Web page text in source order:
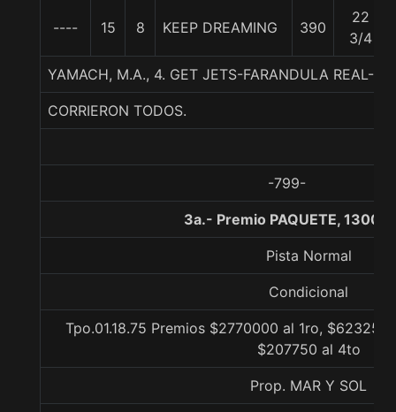
---- 15 8 KEEP DREAMING 390
22
3/4
YAMACH, M.A., 4. GET JETS-FARANDULA REAL-
CORRIERON TODOS.
-799-
3a.- Premio PAQUETE, 1300
Pista Normal
Condicional
Tpo.01.18.75 Premios $2770000 al 1ro,
$207750 al 4to
Prop. MAR Y SOL